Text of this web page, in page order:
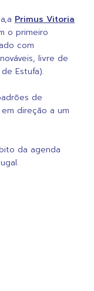
Primus Vitoria
o primeiro
com
livre de
Estufa).
de
direção a um
da agenda